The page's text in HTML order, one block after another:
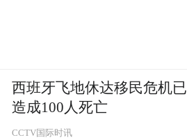
西班牙飞地休达移民危机已
造成100人死亡
CCTV国际时讯